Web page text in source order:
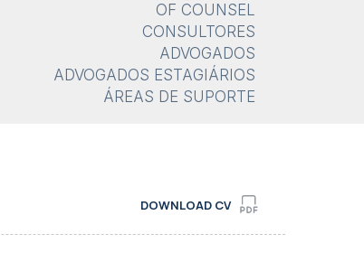
OF COUNSEL
CONSULTORES
ADVOGADOS
ADVOGADOS ESTAGIÁRIOS
ÁREAS DE SUPORTE
DOWNLOAD CV